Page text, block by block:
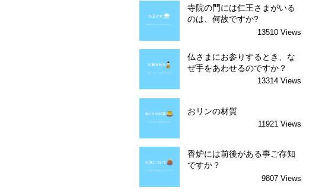
寺院の門には仁王さまがいる
のは、何故ですか?
13510 Views
仏さまにお参りするとき、な
ぜ手をあわせるのですか？
13314 Views
おリンの材質
11921 Views
香炉には前後がある事ご存知
ですか？
9807 Views